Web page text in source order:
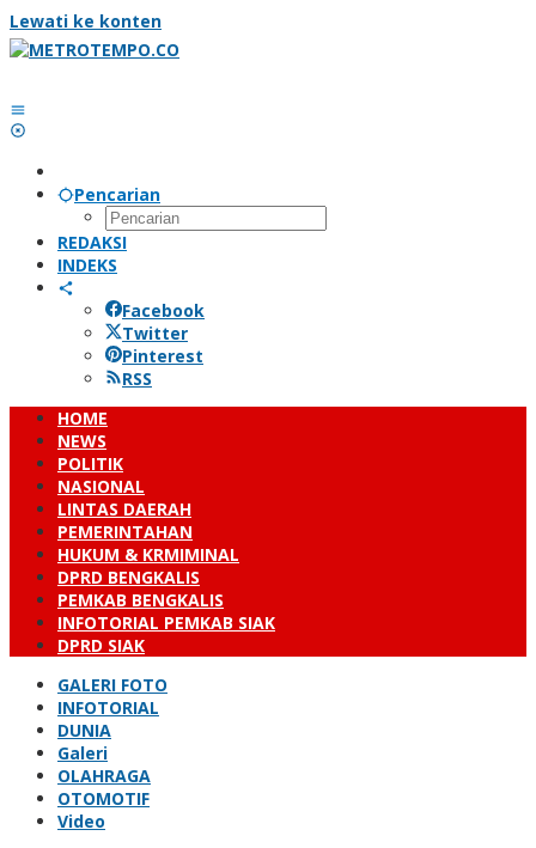
Lewati ke konten
Pencarian
REDAKSI
INDEKS
Facebook
Twitter
Pinterest
RSS
HOME
NEWS
POLITIK
NASIONAL
LINTAS DAERAH
PEMERINTAHAN
HUKUM & KRMIMINAL
DPRD BENGKALIS
PEMKAB BENGKALIS
INFOTORIAL PEMKAB SIAK
DPRD SIAK
GALERI FOTO
INFOTORIAL
DUNIA
Galeri
OLAHRAGA
OTOMOTIF
Video